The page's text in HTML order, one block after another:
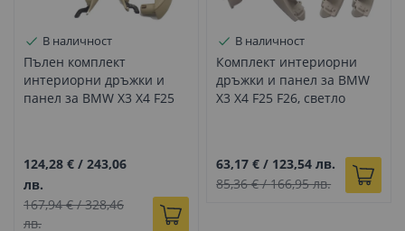
В наличност
Пълен комплект
интериорни дръжки и
панел за BMW X3 X4 F25
124,28 € / 243,06
лв.
167,94 €/328,46
лв.
В наличност
Комплект интериорни
дръжки и панел за BMW
X3 X4 F25 F26, светло
63,17 € / 123,54 лв.
85,36 €/166,95 лв.